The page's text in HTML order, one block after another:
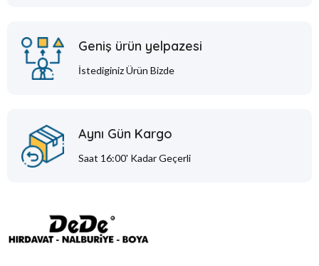
Geniş ürün yelpazesi
İstediginiz Ürün Bizde
Aynı Gün Kargo
Saat 16:00' Kadar Geçerli